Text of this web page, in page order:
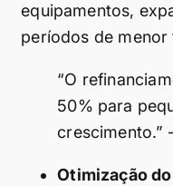
equipamentos,
períodos de menor
“O
50% para
crescimento.”
Otimização